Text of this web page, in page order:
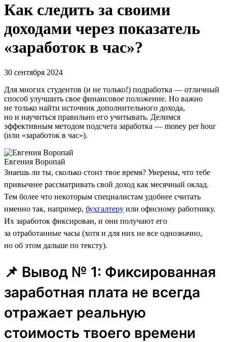
Как следить за своими
доходами через показатель
«заработок в час»?
30 сентября 2024
Для многих студентов (и не только!) подработка — отличный
способ улучшить свое финансовое положение. Но важно
не только найти источник дополнительного дохода,
но и научиться правильно его учитывать. Делимся
эффективным методом подсчета заработка — money per hour
(или «заработок в час»).
Евгения Воропай
Знаешь ли ты, сколько стоит твое время? Уверены, что тебе
привычнее рассматривать свой доход как месячный оклад.
Тем более что некоторым специалистам удобнее считать
именно так, например, бухгалтеру или офисному работнику.
Их заработок фиксирован, и они получают его
за отработанные часы (хотя и для них не все однозначно,
но об этом дальше по тексту).
📌 Вывод № 1: Фиксированная
заработная плата не всегда
отражает реальную
стоимость твоего времени